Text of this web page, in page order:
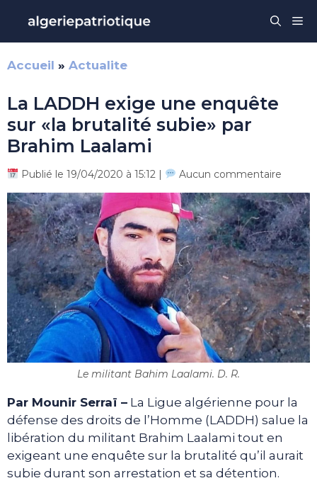
contenu
Accueil » Actualite
La LADDH exige une enquête
sur «la brutalité subie» par
Brahim Laalami
Publié le 19/04/2020 à 15:12 | Aucun commentaire
Le militant Bahim Laalami. D. R.
Par Mounir Serraï – La Ligue algérienne pour la
défense des droits de l’Homme (LADDH) salue la
libération du militant Brahim Laalami tout en
exigeant une enquête sur la brutalité qu’il aurait
subie durant son arrestation et sa détention.